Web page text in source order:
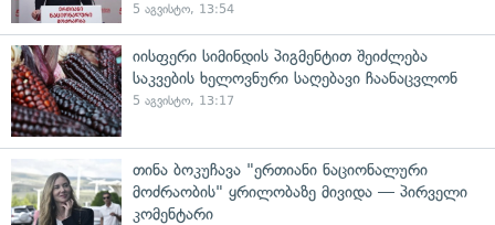
5 აგვისტო, 13:54
იისფერი სიმინდის პიგმენტით შეიძლება
საკვების ხელოვნური საღებავი ჩაანაცვლონ
5 აგვისტო, 13:17
თინა ბოკუჩავა "ერთიანი ნაციონალური
მოძრაობის" ყრილობაზე მივიდა — პირველი
კომენტარი